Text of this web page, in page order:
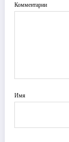
Комментарии
Имя